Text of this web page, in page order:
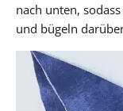
nach unten,
und bügeln